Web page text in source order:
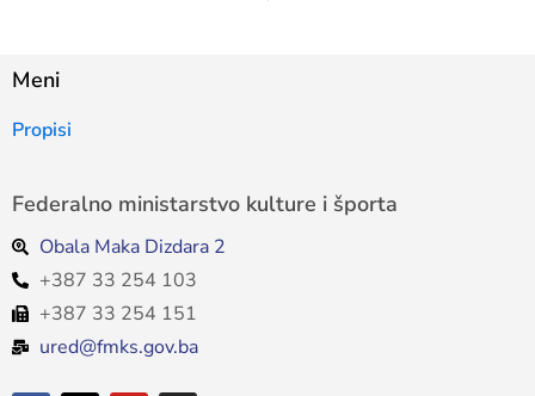
Meni
Propisi
Federalno ministarstvo kulture i športa
Obala Maka Dizdara 2
+387 33 254 103
+387 33 254 151
ured@fmks.gov.ba